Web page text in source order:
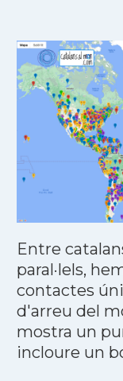
Entre
paral·lels,
contactes
d'arreu del
mostra un
incloure un